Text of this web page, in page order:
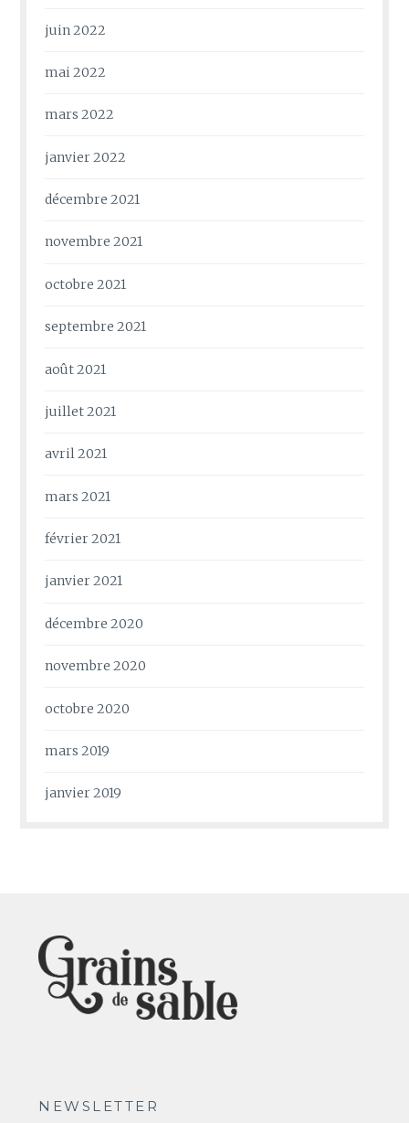
juin 2022
mai 2022
mars 2022
janvier 2022
décembre 2021
novembre 2021
octobre 2021
septembre 2021
août 2021
juillet 2021
avril 2021
mars 2021
février 2021
janvier 2021
décembre 2020
novembre 2020
octobre 2020
mars 2019
janvier 2019
NEWSLETTER